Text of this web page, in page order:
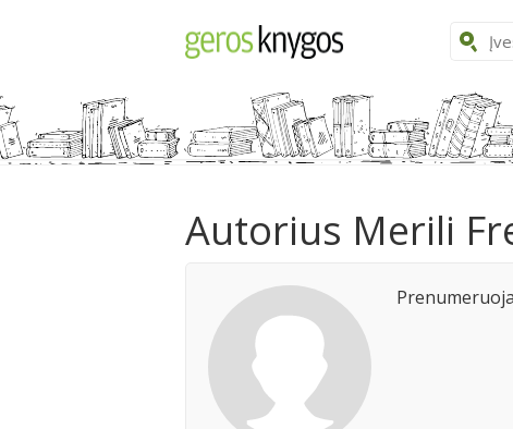
Autorius Merili